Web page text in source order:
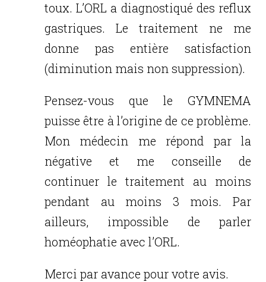
toux. L’ORL a diagnostiqué des reflux
gastriques. Le traitement ne me
donne pas entière satisfaction
(diminution mais non suppression).
Pensez-vous que le GYMNEMA
puisse être à l’origine de ce problème.
Mon médecin me répond par la
négative et me conseille de
continuer le traitement au moins
pendant au moins 3 mois. Par
ailleurs, impossible de parler
homéophatie avec l’ORL.
Merci par avance pour votre avis.